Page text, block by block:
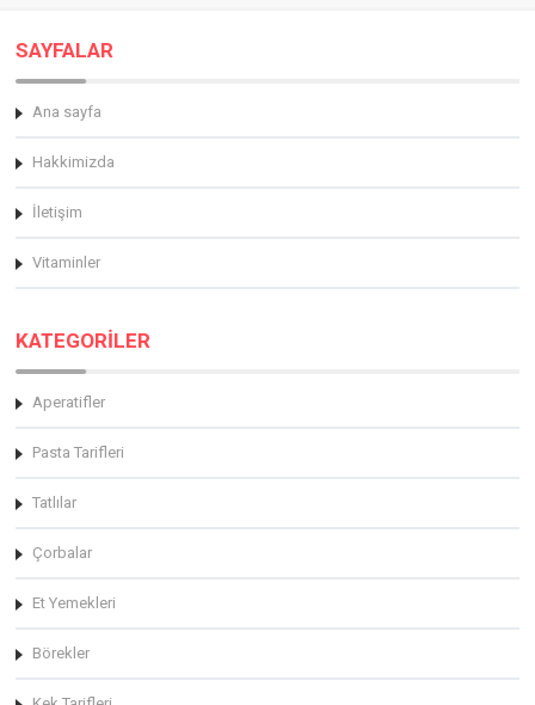
SAYFALAR
Ana sayfa
Hakkimizda
İletişim
Vitaminler
KATEGORİLER
Aperatifler
Pasta Tarifleri
Tatlılar
Çorbalar
Et Yemekleri
Börekler